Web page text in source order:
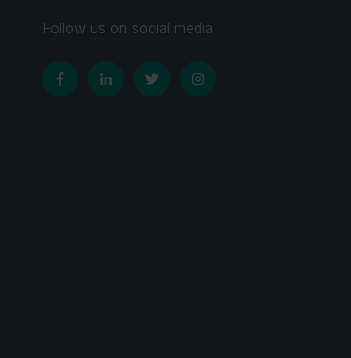
Follow us on social media